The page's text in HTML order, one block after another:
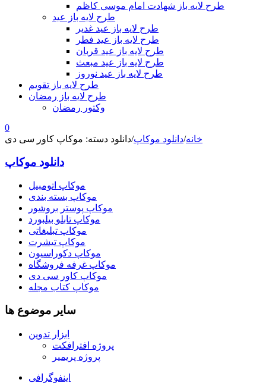
طرح لایه باز شهادت امام موسی کاظم
طرح لایه باز عید
طرح لایه باز عید غدیر
طرح لایه باز عید فطر
طرح لایه باز عید قربان
طرح لایه باز عید مبعث
طرح لایه باز عید نوروز
طرح لایه باز تقویم
طرح لایه باز رمضان
وکتور رمضان
0
خانه/دانلود موکاپ/دانلود دسته: موکاپ کاور سی دی
دانلود موکاپ
موکاپ اتومبیل
موکاپ بسته بندی
موکاپ پوستر بروشور
موکاپ تابلو بیلبورد
موکاپ تبلیغاتی
موکاپ تیشرت
موکاپ دکوراسیون
موکاپ غرفه فروشگاه
موکاپ کاور سی دی
موکاپ کتاب مجله
سایر موضوع ها
ابزار تدوین
پروژه افترافکت
پروژه پریمیر
اینفوگرافی